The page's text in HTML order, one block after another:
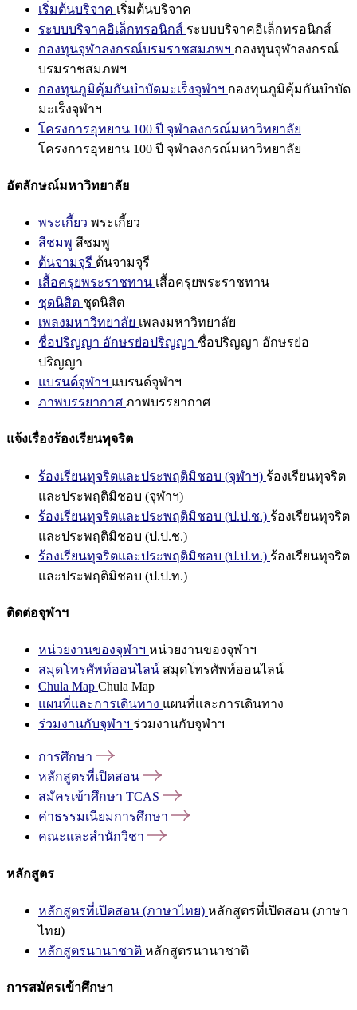
เริ่มต้นบริจาค เริ่มต้นบริจาค
ระบบบริจาคอิเล็กทรอนิกส์ ระบบบริจาคอิเล็กทรอนิกส์
กองทุนจุฬาลงกรณ์บรมราชสมภพฯ กองทุนจุฬาลงกรณ์
บรมราชสมภพฯ
กองทุนภูมิคุ้มกันบำบัดมะเร็งจุฬาฯ กองทุนภูมิคุ้มกันบำบัด
มะเร็งจุฬาฯ
โครงการอุทยาน 100 ปี จุฬาลงกรณ์มหาวิทยาลัย
โครงการอุทยาน 100 ปี จุฬาลงกรณ์มหาวิทยาลัย
อัตลักษณ์มหาวิทยาลัย
พระเกี้ยว พระเกี้ยว
สีชมพู สีชมพู
ต้นจามจุรี ต้นจามจุรี
เสื้อครุยพระราชทาน เสื้อครุยพระราชทาน
ชุดนิสิต ชุดนิสิต
เพลงมหาวิทยาลัย เพลงมหาวิทยาลัย
ชื่อปริญญา อักษรย่อปริญญา ชื่อปริญญา อักษรย่อ
ปริญญา
แบรนด์จุฬาฯ แบรนด์จุฬาฯ
ภาพบรรยากาศ ภาพบรรยากาศ
แจ้งเรื่องร้องเรียนทุจริต
ร้องเรียนทุจริตและประพฤติมิชอบ (จุฬาฯ) ร้องเรียนทุจริต
และประพฤติมิชอบ (จุฬาฯ)
ร้องเรียนทุจริตและประพฤติมิชอบ (ป.ป.ช.) ร้องเรียนทุจริต
และประพฤติมิชอบ (ป.ป.ช.)
ร้องเรียนทุจริตและประพฤติมิชอบ (ป.ป.ท.) ร้องเรียนทุจริต
และประพฤติมิชอบ (ป.ป.ท.)
ติดต่อจุฬาฯ
หน่วยงานของจุฬาฯ หน่วยงานของจุฬาฯ
สมุดโทรศัพท์ออนไลน์ สมุดโทรศัพท์ออนไลน์
Chula Map Chula Map
แผนที่และการเดินทาง แผนที่และการเดินทาง
ร่วมงานกับจุฬาฯ ร่วมงานกับจุฬาฯ
การศึกษา
หลักสูตรที่เปิดสอน
สมัครเข้าศึกษา TCAS
ค่าธรรมเนียมการศึกษา
คณะและสำนักวิชา
หลักสูตร
หลักสูตรที่เปิดสอน (ภาษาไทย) หลักสูตรที่เปิดสอน (ภาษา
ไทย)
หลักสูตรนานาชาติ หลักสูตรนานาชาติ
การสมัครเข้าศึกษา